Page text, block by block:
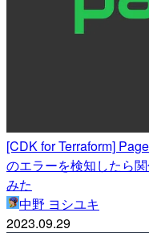
[CDK for Terraform]
のエラーを検知したら
みた
中野 ヨシユキ
2023.09.29